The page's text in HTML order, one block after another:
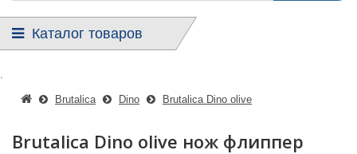
Каталог товаров
Brutalica Dino Brutalica Dino olive
Brutalica Dino olive нож флиппер